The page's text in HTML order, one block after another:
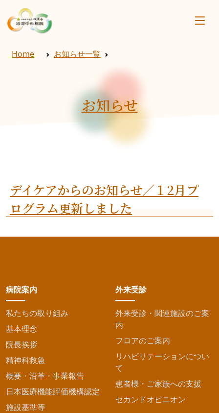
Home お知らせ一覧
お知らせ
デイケアからのお知らせ／１2月プ
ログラム更新しました
病院案内
私たちの取り組み
基本理念
院長挨拶
精神科救急
概要・沿革・事業報告
日本医療機能評価機構認定
施設基準等
外来受診
外来受診・関連施設のご案
内
フロアのご案内
リハビリテーションについ
て
患者様・ご家族への支援
セカンドオピニオン